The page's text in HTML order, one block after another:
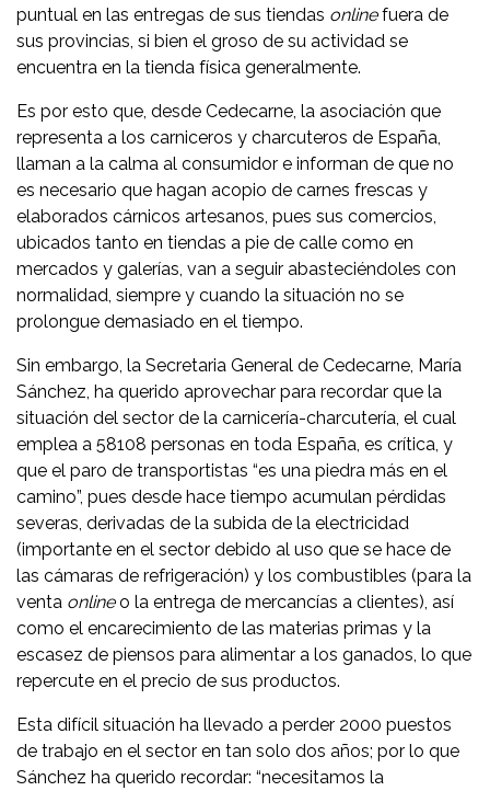
puntual en las entregas de sus tiendas onlinefuera de
sus provincias, si bien el groso de su actividad se
encuentra en la tienda física generalmente.
Es por esto que, desde Cedecarne, la asociación que
representa a los carniceros y charcuteros de España,
llaman a la calma al consumidor e informan de que no
es necesario que hagan acopio de carnes frescas y
elaborados cárnicos artesanos, pues sus comercios,
ubicados tanto en tiendas a pie de calle como en
mercados y galerías, van a seguir abasteciéndoles con
normalidad, siempre y cuando la situación no se
prolongue demasiado en el tiempo.
Sin embargo, la Secretaria General de Cedecarne, María
Sánchez, ha querido aprovechar para recordar que la
situación del sector de la carnicería-charcutería, el cual
emplea a 58108 personas en toda España, es crítica, y
que el paro de transportistas “es una piedra más en el
camino”, pues desde hace tiempo acumulan pérdidas
severas, derivadas de la subida de la electricidad
(importante en el sector debido al uso que se hace de
las cámaras de refrigeración) y los combustibles (para la
venta onlineo la entrega de mercancías a clientes), así
como el encarecimiento de las materias primas y la
escasez de piensos para alimentar a los ganados, lo que
repercute en el precio de sus productos.
Esta difícil situación ha llevado a perder 2000 puestos
de trabajo en el sector en tan solo dos años; por lo que
Sánchez ha querido recordar: “necesitamos la